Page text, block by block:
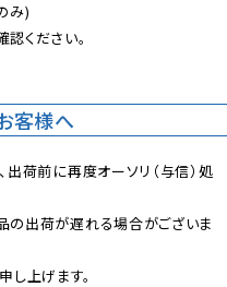
み)
ください。
客様へ
出荷前に再度オーソリ（与信）処
の出荷が遅れる場合がございま
し上げます。